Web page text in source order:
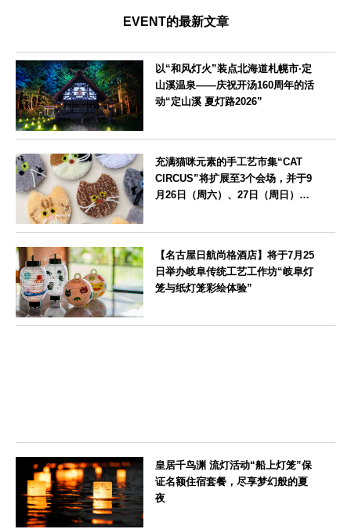
EVENT的最新文章
以“和风灯火”装点北海道札幌市·定
山溪温泉——庆祝开汤160周年的活
动“定山溪 夏灯路2026”
充满猫咪元素的手工艺市集“CAT
CIRCUS”将扩展至3个会场，并于9
月26日（周六）、27日（周日）在
【名古屋日航尚格酒店】将于7月25
日举办岐阜传统工艺工作坊“岐阜灯
笼与纸灯笼彩绘体验”
皇居千鸟渊 流灯活动“船上灯笼”保
证名额住宿套餐，尽享梦幻般的夏
夜